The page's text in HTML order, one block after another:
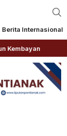
Berita Internasional